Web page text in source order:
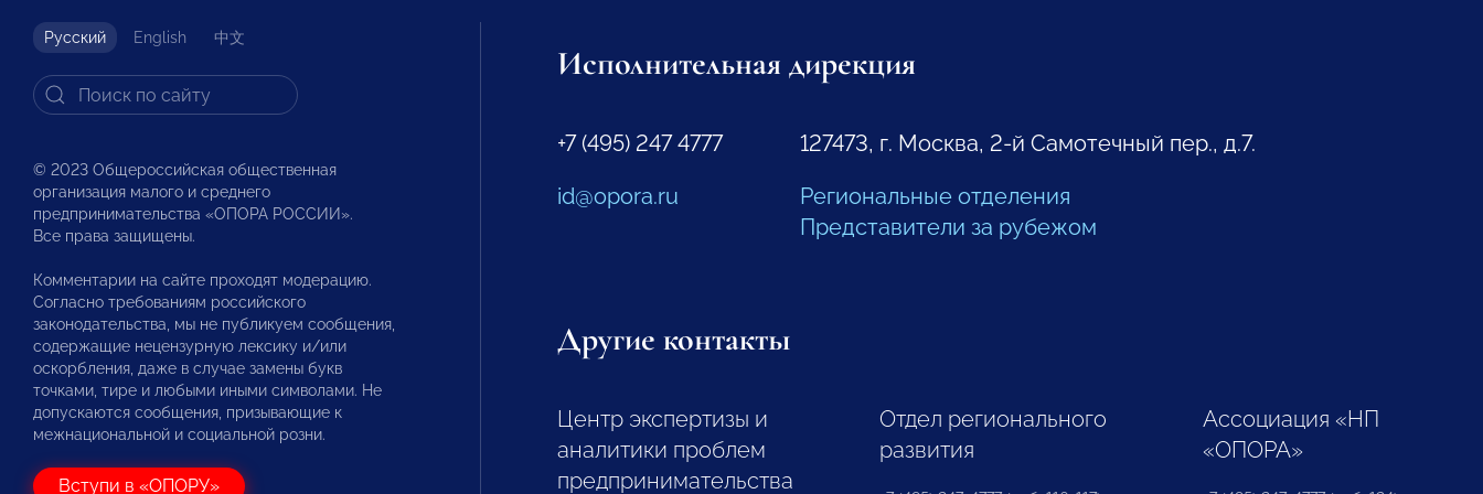
Русский English 中文
© 2023 Общероссийская общественная
организация малого и среднего
предпринимательства «ОПОРА РОССИИ».
Все права защищены.
Комментарии на сайте проходят модерацию.
Согласно требованиям российского
законодательства, мы не публикуем сообщения,
содержащие нецензурную лексику и/или
оскорбления, даже в случае замены букв
точками, тире и любыми иными символами. Не
допускаются сообщения, призывающие к
межнациональной и социальной розни.
Вступи в «ОПОРУ»
Исполнительная дирекция
+7 (495) 247 4777
id@opora.ru
127473, г. Москва, 2-й Самотечный пер., д.7.
Региональные отделения
Представители за рубежом
Другие контакты
Центр экспертизы и
аналитики проблем
предпринимательства
Отдел регионального
развития
Ассоциация «НП
«ОПОРА»